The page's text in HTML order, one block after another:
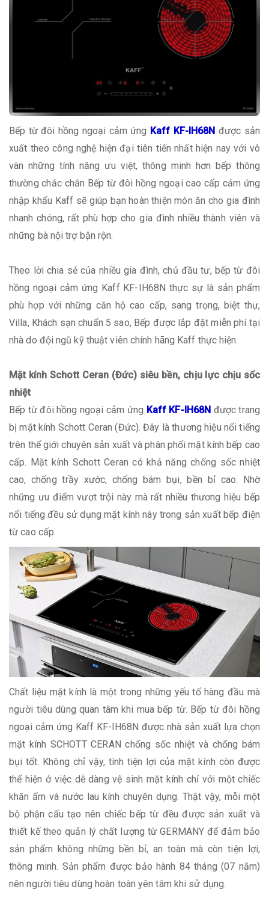
Bếp từ đôi hồng ngoại cảm ứng Kaff KF-IH68N được sản
xuất theo công nghệ hiện đại tiên tiến nhất hiện nay với vô
vàn những tính năng ưu việt, thông minh hơn bếp thông
thường chắc chắn Bếp từ đôi hồng ngoại cao cấp cảm ứng
nhập khẩu Kaff sẽ giúp bạn hoàn thiện món ăn cho gia đình
nhanh chóng, rất phù hợp cho gia đình nhiều thành viên và
những bà nội trợ bận rộn.
Theo lời chia sẻ của nhiều gia đình, chủ đầu tư, bếp từ đôi
hồng ngoại cảm ứng Kaff KF-IH68N thực sự là sản phẩm
phù hợp với những căn hộ cao cấp, sang trọng, biệt thự,
Villa, Khách sạn chuẩn 5 sao, Bếp được lắp đặt miễn phí tại
nhà do đội ngũ kỹ thuật viên chính hãng Kaff thực hiện.
Mặt kính Schott Ceran (Đức) siêu bền, chịu lực chịu sốc
nhiệt
Bếp từ đôi hồng ngoại cảm ứng Kaff KF-IH68N được trang
bị mặt kính Schott Ceran (Đức). Đây là thương hiệu nổi tiếng
trên thế giới chuyên sản xuất và phân phối mặt kính bếp cao
cấp. Mặt kính Schott Ceran có khả năng chống sốc nhiệt
cao, chống trầy xước, chống bám bụi, bền bỉ cao. Nhờ
những ưu điểm vượt trội này mà rất nhiều thương hiệu bếp
nổi tiếng đều sử dụng mặt kính này trong sản xuất bếp điện
từ cao cấp.
Chất liệu mặt kính là một trong những yếu tố hàng đầu mà
người tiêu dùng quan tâm khi mua bếp từ. Bếp từ đôi hồng
ngoại cảm ứng Kaff KF-IH68N được nhà sản xuất lựa chọn
mặt kính SCHOTT CERAN chống sốc nhiệt và chống bám
bụi tốt. Không chỉ vậy, tính tiện lợi của mặt kính còn được
thể hiện ở việc dễ dàng vệ sinh mặt kính chỉ với một chiếc
khăn ẩm và nước lau kính chuyên dụng. Thật vậy, mỗi một
bộ phận cấu tạo nên chiếc bếp từ đều được sản xuất và
thiết kế theo quản lý chất lượng từ GERMANY để đảm bảo
sản phẩm không những bền bỉ, an toàn mà còn tiện lợi,
thông minh. Sản phẩm được bảo hành 84 tháng (07 năm)
nên người tiêu dùng hoàn toàn yên tâm khi sử dụng.